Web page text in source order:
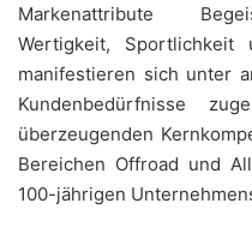
Markenattribute
Wertigkeit, Sportlichkeit
manifestieren sich unter
Kundenbedürfnisse
überzeugenden
Bereichen Offroad und
100-jährigen